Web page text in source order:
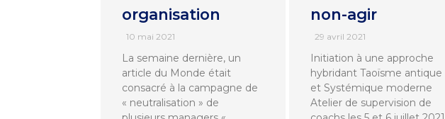
organisation
10 mai 2021
La semaine dernière, un
article du Monde était
consacré à la campagne de
« neutralisation » de
non-agir
29 avril 2021
Initiation à une approche
hybridant Taoïsme antique
et Systémique moderne
Atelier de supervision de